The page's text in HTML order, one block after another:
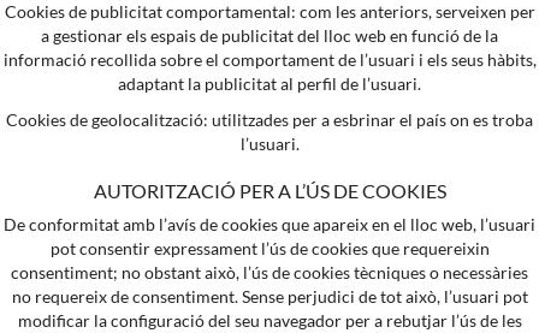
Cookies de publicitat comportamental: com les anteriors, serveixen per
a gestionar els espais de publicitat del lloc web en funció de la
informació recollida sobre el comportament de l’usuari i els seus hàbits,
adaptant la publicitat al perfil de l’usuari.
Cookies de geolocalització: utilitzades per a esbrinar el país on es troba
l’usuari.
AUTORITZACIÓ PER A L’ÚS DE COOKIES
De conformitat amb l’avís de cookies que apareix en el lloc web, l’usuari
pot consentir expressament l’ús de cookies que requereixin
consentiment; no obstant això, l’ús de cookies tècniques o necessàries
no requereix de consentiment. Sense perjudici de tot això, l’usuari pot
modificar la configuració del seu navegador per a rebutjar l’ús de les